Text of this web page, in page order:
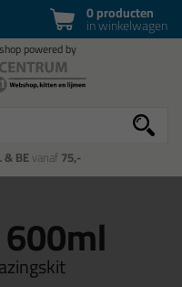
0 producten
in winkelwagen
& BEvanaf75,-